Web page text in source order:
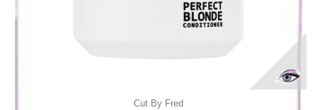
Cut By Fred